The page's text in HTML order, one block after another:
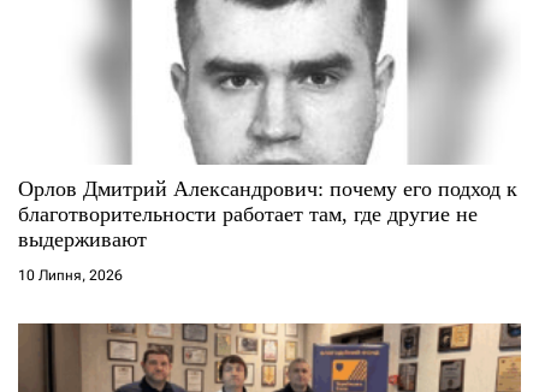
Орлов Дмитрий Александрович: почему его подход к
благотворительности работает там, где другие не
выдерживают
10 Липня, 2026